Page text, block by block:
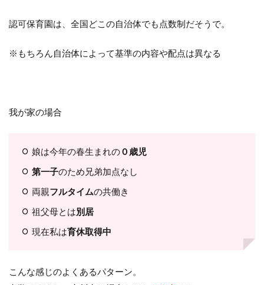
認可保育園は、全国どこの自治体でも点数制だそうで。
※もちろん自治体によって基準の内容や配点は異なる
我が家の場合
娘は今年の春生まれの０歳児
第一子のため兄弟加点なし
両親フルタイムの共働き
祖父母とは別居
現在私は育休取得中
こんな感じのよくあるパターン。